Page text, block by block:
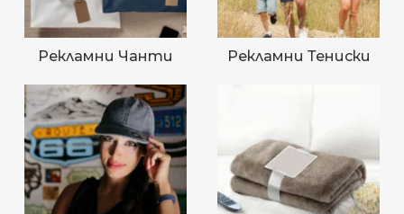
Рекламни Чанти Рекламни Тениски